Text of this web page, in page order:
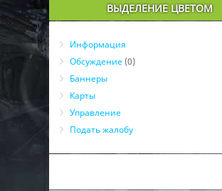
ВЫДЕЛЕНИЕ ЦВЕТОМ
Информация
Обсуждение (0)
Баннеры
Карты
Управление
Подать жалобу